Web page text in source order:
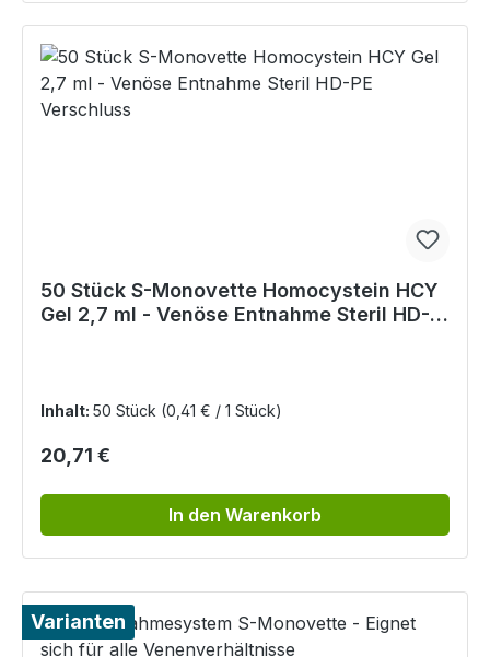
50 Stück S-Monovette Homocystein HCY
Gel 2,7 ml - Venöse Entnahme Steril HD-
Inhalt: 50 Stück (0,41 € / 1 Stück)
Regulärer Preis:
20,71 €
In den Warenkorb
Varianten